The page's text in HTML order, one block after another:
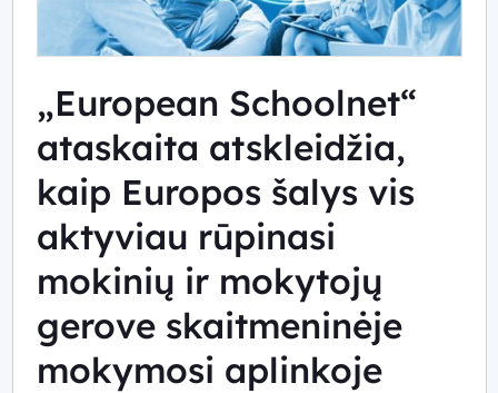
„European Schoolnet“
ataskaita atskleidžia,
kaip Europos šalys vis
aktyviau rūpinasi
mokinių ir mokytojų
gerove skaitmeninėje
mokymosi aplinkoje